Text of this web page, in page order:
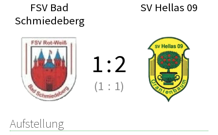
FSV Bad
Schmiedeberg
SV Hellas 09
1:2
(1 : 1)
Aufstellung